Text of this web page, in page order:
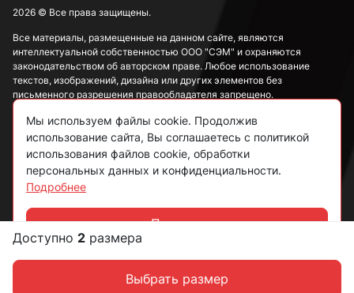
Доступно 2 размера
Выбрать размер
Все материалы, размещенные на данном сайте, являются
интеллектуальной собственностью ООО "СЭМ" и охраняются
законодательством об авторском праве. Любое использование
текстов, изображений, дизайна или других элементов без
письменного разрешения правообладателя запрещено.
Информация, представленная на сайте, носит исключительно
ознакомительный характер и не может рассматриваться как
публичная оферта в соответствии со ст. 437 ГК РФ.
Политика конфиденциальности
Согласие на обработку данных
Пользовательское соглашение
2026 © Все права защищены.
Мы используем файлы cookie. Продолжив
использование сайта, Вы соглашаетесь с политикой
использования файлов cookie, обработки
персональных данных и конфиденциальности.
Подробнее
Принять